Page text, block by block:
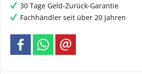
30 Tage Geld-Zurück-Garantie
Fachhändler seit über 20 Jahren